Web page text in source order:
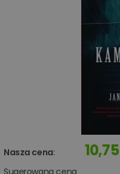
Nasza cena: 10,75
Sugerowana cena